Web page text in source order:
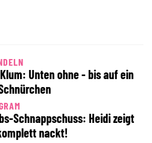
Unten ohne - bis auf ein
Schnappschuss: Heidi zeigt
nackt!